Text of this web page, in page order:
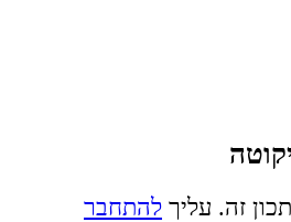
זה. עליך להתחבר